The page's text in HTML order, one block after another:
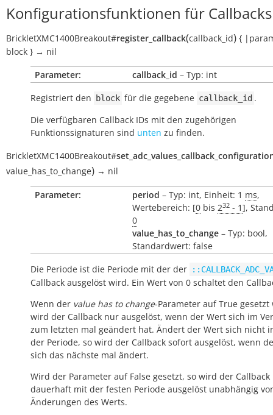
Konfigurationsfunktionen für Callbacks
BrickletXMC1400Breakout#register_callback(callback_id) {
block } → nil
Parameter:
callback_id – Typ: int
Registriert den
block für die gegebene callback_id .
Die verfügbaren Callback IDs mit den zugehörigen
Funktionssignaturen sind unten zu finden.
BrickletXMC1400Breakout#
value_has_to_change) → nil
Parameter: period – Typ: int, Einheit: 1 ms,
Wertebereich: [0 bis 232 - 1],
0
value_has_to_change – Typ: bool,
Standardwert: false
Die Periode ist die Periode mit der der
Callback ausgelöst wird. Ein Wert von 0 schaltet den
Wenn der value has to change-Parameter auf True gesetzt
wird der Callback nur ausgelöst, wenn der Wert sich im
zum letzten mal geändert hat. Ändert der Wert sich nicht
der Periode, so wird der Callback sofort ausgelöst, wenn
sich das nächste mal ändert.
Wird der Parameter auf False gesetzt, so wird der Callback
dauerhaft mit der festen Periode ausgelöst unabhängig
Änderungen des Werts.